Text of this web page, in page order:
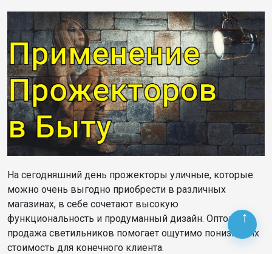
На сегодняшний день прожекторы уличные, которые
можно очень выгодно приобрести в различных
магазинах, в себе сочетают высокую
функциональность и продуманный дизайн. Оптовая
продажа светильников помогает ощутимо понизить их
стоимость для конечного клиента.